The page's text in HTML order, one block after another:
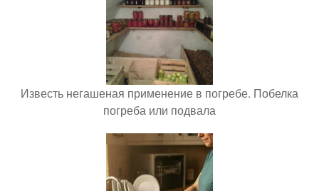
Известь негашеная применение в погребе. Побелка
погреба или подвала